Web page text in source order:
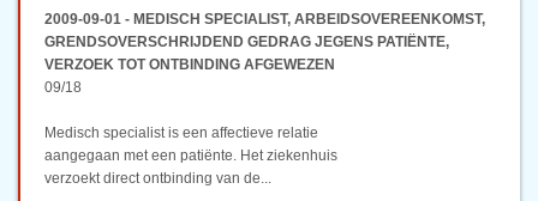
2009-09-01 - MEDISCH SPECIALIST, ARBEIDSOVEREENKOMST,
GRENDSOVERSCHRIJDEND GEDRAG JEGENS PATIËNTE,
VERZOEK TOT ONTBINDING AFGEWEZEN
09/18
Medisch specialist is een affectieve relatie
aangegaan met een patiënte. Het ziekenhuis
verzoekt direct ontbinding van de...